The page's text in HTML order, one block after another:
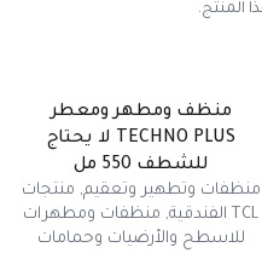
المنتج.
منظف ومطهر ومعطر
TECHNO PLUS لا يحتاج
للشطف 550 مل
منظفات وتطهير وتعقيم, منتجات
TCL الفندقية
, منظفات ومطهرات
للاسطح والأرضيات وحمامات